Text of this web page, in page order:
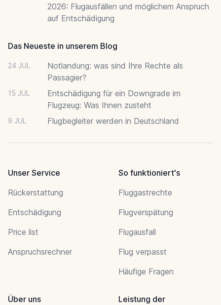
2026: Flugausfällen und möglichem Anspruch
auf Entschädigung
Das Neueste in unserem Blog
24 JUL
Notlandung: was sind Ihre Rechte als
Passagier?
15 JUL
Entschädigung für ein Downgrade im
Flugzeug: Was Ihnen zusteht
9 JUL Flugbegleiter werden in Deutschland
Unser Service
Rückerstattung
Entschädigung
Price list
Anspruchsrechner
So funktioniert's
Fluggastrechte
Flugverspätung
Flugausfall
Flug verpasst
Häufige Fragen
Über uns
Leistung der